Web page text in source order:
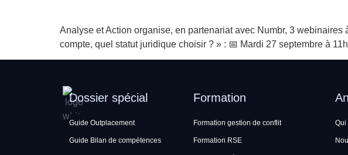
Analyse et Action organise, en partenariat avec Numbr, 3
compte, quel statut juridique choisir ? » : 📅 Mardi 27 septembre à
Dossier spécial
Guide Outplacement
Guide Bilan de compétences
Formation
Formation gestion de conflit
Formation RSE
Qui